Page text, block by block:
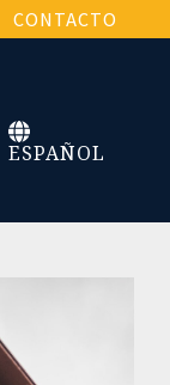
CONTACTO